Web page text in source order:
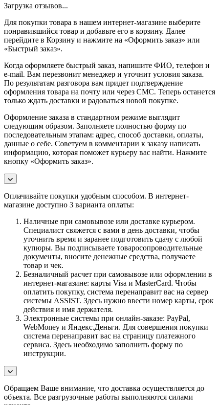
Загрузка отзывов...
Для покупки товара в нашем интернет-магазине выберите
понравившийся товар и добавьте его в корзину. Далее
перейдите в Корзину и нажмите на «Оформить заказ» или
«Быстрый заказ».
Когда оформляете быстрый заказ, напишите ФИО, телефон и
e-mail. Вам перезвонит менеджер и уточнит условия заказа.
По результатам разговора вам придет подтверждение
оформления товара на почту или через СМС. Теперь останется
только ждать доставки и радоваться новой покупке.
Оформление заказа в стандартном режиме выглядит
следующим образом. Заполняете полностью форму по
последовательным этапам: адрес, способ доставки, оплаты,
данные о себе. Советуем в комментарии к заказу написать
информацию, которая поможет курьеру вас найти. Нажмите
кнопку «Оформить заказ».
Оплачивайте покупки удобным способом. В интернет-
магазине доступно 3 варианта оплаты:
Наличные при самовывозе или доставке курьером.
Специалист свяжется с вами в день доставки, чтобы
уточнить время и заранее подготовить сдачу с любой
купюры. Вы подписываете товаросопроводительные
документы, вносите денежные средства, получаете
товар и чек.
Безналичный расчет при самовывозе или оформлении в
интернет-магазине: карты Visa и MasterCard. Чтобы
оплатить покупку, система перенаправит вас на сервер
системы ASSIST. Здесь нужно ввести номер карты, срок
действия и имя держателя.
Электронные системы при онлайн-заказе: PayPal,
WebMoney и Яндекс.Деньги. Для совершения покупки
система перенаправит вас на страницу платежного
сервиса. Здесь необходимо заполнить форму по
инструкции.
Обращаем Ваше внимание, что доставка осуществляется до
объекта. Все разгрузочные работы выполняются силами